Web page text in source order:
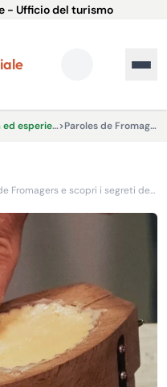
- Ufficio del turismo
Altre attività ed esperienze> Paroles de Fromagers
Vivi un’esperienza gourmet con Paroles de Fromagers e scopri i segreti dei migliori formaggi francesi!